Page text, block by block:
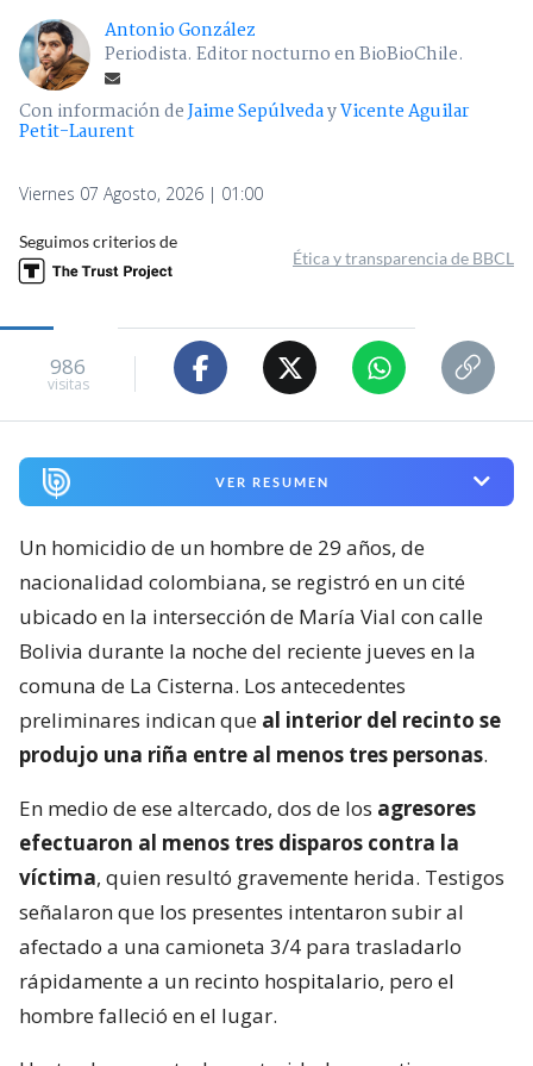
Antonio González
Periodista. Editor nocturno en BioBioChile.
Con información deJaime SepúlvedayVicente Aguilar
Petit-Laurent
Viernes 07 Agosto, 2026 | 01:00
Seguimos criterios de
Ética y transparencia de BBCL
986
visitas
VER RESUMEN
Un homicidio de un hombre de 29 años, de
nacionalidad colombiana, se registró en un cité
ubicado en la intersección de María Vial con calle
Bolivia durante la noche del reciente jueves en la
comuna de La Cisterna. Los antecedentes
preliminares indican que al interior del recinto se
produjo una riña entre al menos tres personas.
En medio de ese altercado, dos de los agresores
efectuaron al menos tres disparos contra la
víctima, quien resultó gravemente herida. Testigos
señalaron que los presentes intentaron subir al
afectado a una camioneta 3/4 para trasladarlo
rápidamente a un recinto hospitalario, pero el
hombre falleció en el lugar.